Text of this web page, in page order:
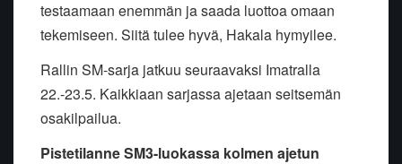
testaamaan enemmän ja saada luottoa omaan
tekemiseen. Siitä tulee hyvä, Hakala hymyilee.
Rallin SM-sarja jatkuu seuraavaksi Imatralla
22.-23.5. Kaikkiaan sarjassa ajetaan seitsemän
osakilpailua.
Pistetilanne SM3-luokassa kolmen ajetun